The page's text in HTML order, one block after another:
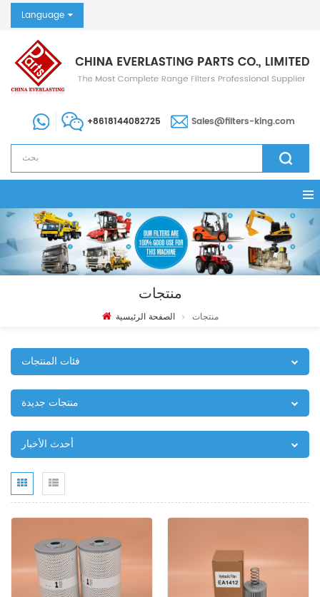
Language
+8618144082725 Sales@filters-king.com
منتجات
الصفحة الرئيسية منتجات
فئات المنتجات
منتجات جديدة
أحدث الأخبار